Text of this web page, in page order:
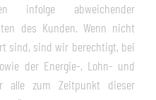
infolge abweichender
des Kunden. Wenn nicht
sind, sind wir berechtigt, bei
der Energie-, Lohn- und
alle zum Zeitpunkt dieser